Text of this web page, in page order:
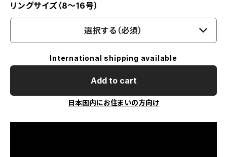
リングサイズ（8～16号）
選択する（必須）
International shipping available
Add to cart
日本国内にお住まいの方向け